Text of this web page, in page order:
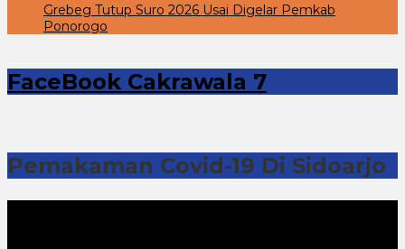
Grebeg Tutup Suro 2026 Usai Digelar Pemkab
Ponorogo
FaceBook Cakrawala 7
Pemakaman Covid-19 Di Sidoarjo